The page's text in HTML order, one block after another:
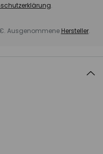
.
Ausgenommene Hersteller.